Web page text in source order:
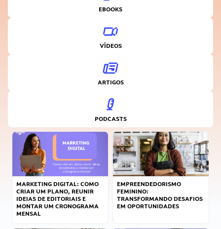
EBOOKS
VÍDEOS
ARTIGOS
PODCASTS
MARKETING DIGITAL: COMO
CRIAR UM PLANO, REUNIR
IDEIAS DE EDITORIAIS E
MONTAR UM CRONOGRAMA
MENSAL
EMPREENDEDORISMO
FEMININO:
TRANSFORMANDO DESAFIOS
EM OPORTUNIDADES